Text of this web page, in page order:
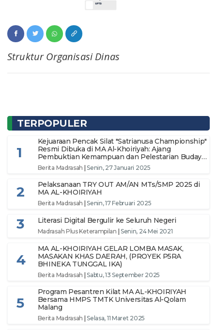
Struktur Organisasi Dinas
TERPOPULER
1
Kejuaraan Pencak Silat "Satrianusa Championship"
Resmi Dibuka di MA Al-Khoiriyah: Ajang
Pembuktian Kemampuan dan Pelestarian Budaya
Bangsa
Berita Madrasah |Senin, 27 Januari 2025
2
Pelaksanaan TRY OUT AM/AN MTs/SMP 2025 di
MA AL-KHOIRIYAH
Berita Madrasah |Senin, 17 Februari 2025
3 Literasi Digital Bergulir ke Seluruh Negeri
Madrasah Plus Keterampilan Senin, 24 Mei 2021
4
MA AL-KHOIRIYAH GELAR LOMBA MASAK,
MASAKAN KHAS DAERAH, (PROYEK P5RA
BHINEKA TUNGGAL IKA)
Berita Madrasah |Sabtu, 13 September 2025
5
Program Pesantren Kilat MA AL-KHOIRIYAH
Bersama HMPS TMTK Universitas Al-Qolam
Malang
Berita Madrasah |Selasa, 11 Maret 2025